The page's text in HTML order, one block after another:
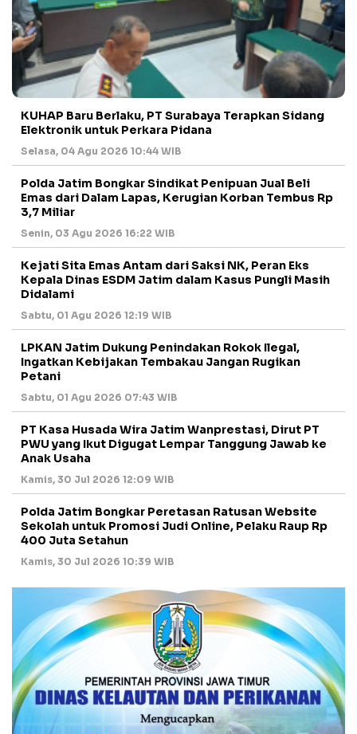
KUHAP Baru Berlaku, PT Surabaya Terapkan Sidang
Elektronik untuk Perkara Pidana
Selasa, 04 Agu 2026 10:44 WIB
Polda Jatim Bongkar Sindikat Penipuan Jual Beli
Emas dari Dalam Lapas, Kerugian Korban Tembus Rp
3,7 Miliar
Senin, 03 Agu 2026 16:22 WIB
Kejati Sita Emas Antam dari Saksi NK, Peran Eks
Kepala Dinas ESDM Jatim dalam Kasus Pungli Masih
Didalami
Sabtu, 01 Agu 2026 12:19 WIB
LPKAN Jatim Dukung Penindakan Rokok Ilegal,
Ingatkan Kebijakan Tembakau Jangan Rugikan
Petani
Sabtu, 01 Agu 2026 07:43 WIB
PT Kasa Husada Wira Jatim Wanprestasi, Dirut PT
PWU yang Ikut Digugat Lempar Tanggung Jawab ke
Anak Usaha
Kamis, 30 Jul 2026 12:09 WIB
Polda Jatim Bongkar Peretasan Ratusan Website
Sekolah untuk Promosi Judi Online, Pelaku Raup Rp
400 Juta Setahun
Kamis, 30 Jul 2026 10:39 WIB